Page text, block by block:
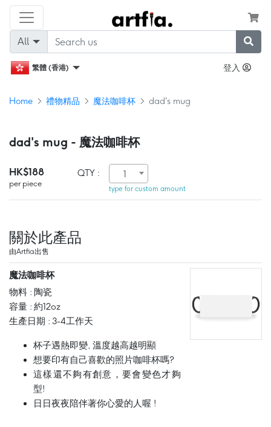
All
繁體 (香港) 登入
Home 禮物精品 魔法咖啡杯 dad's mug
dad's mug - 魔法咖啡杯
HK$188
per piece
QTY : 1
type for custom amount
關於此產品
由Artfia出售
魔法咖啡杯
物料 : 陶瓷
容量 : 約12oz
生產日期 : 3-4工作天
杯子遇熱即變, 溫度越高越明顯
想要印有自己喜歡的照片咖啡杯嗎?
這樣還不夠有創意，要會變色才夠
型!
日日夜夜陪伴著你心愛的人喔 !